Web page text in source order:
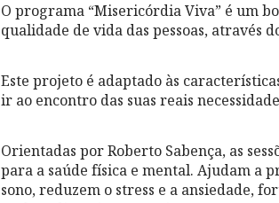
O programa “Misericórdia Viva” é um
qualidade de vida das pessoas, através
Este projeto é adaptado às
ir ao encontro das suas reais
Orientadas por Roberto Sabença, as
para a saúde física e mental. Ajudam a
sono, reduzem o stress e a ansiedade,